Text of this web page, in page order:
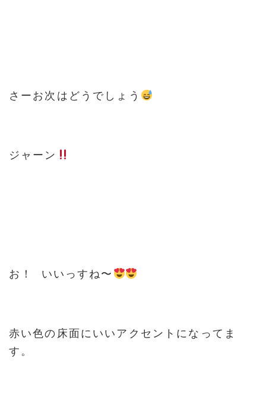
さーお次はどうでしょう
ジャーン
お！ いいっすね〜
赤い色の床面にいいアクセントになってま
す。